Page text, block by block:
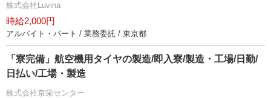
株式会社Luvina
時給2,000円
アルバイト・パート / 業務委託 / 東京都
「寮完備」航空機用タイヤの製造/即入寮/製造・工場/日勤/
日払い/工場・製造
株式会社京栄センター